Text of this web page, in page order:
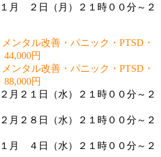
２日（月）２１時００分～２
ンタル改善・パニック・PTSD・
円
ンタル改善・パニック・PTSD・
円
２１日（水）２１時００分～２
２８日（水）２１時００分～２
４日（水）２１時００分～２